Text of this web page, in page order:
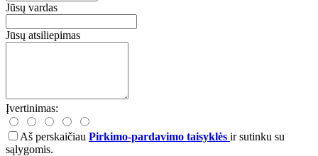
Jūsų vardas
Jūsų atsiliepimas
Įvertinimas:
Aš perskaičiau Pirkimo-pardavimo taisyklės ir sutinku su
sąlygomis.